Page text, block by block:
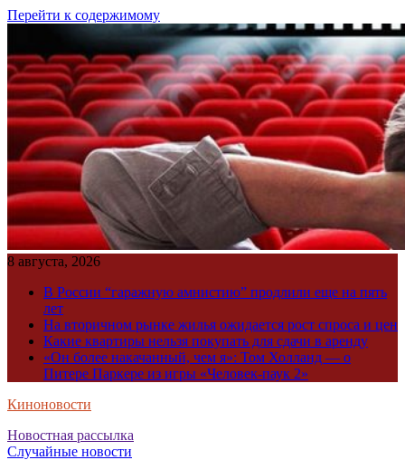
Перейти к содержимому
8 августа, 2026
В России “гаражную амнистию” продлили еще на пять
лет
На вторичном рынке жилья ожидается рост спроса и цен
Какие квартиры нельзя покупать для сдачи в аренду
«Он более накачанный, чем я»: Том Холланд — о
Питере Паркере из игры «Человек-паук 2»
Киноновости
Новостная рассылка
Случайные новости